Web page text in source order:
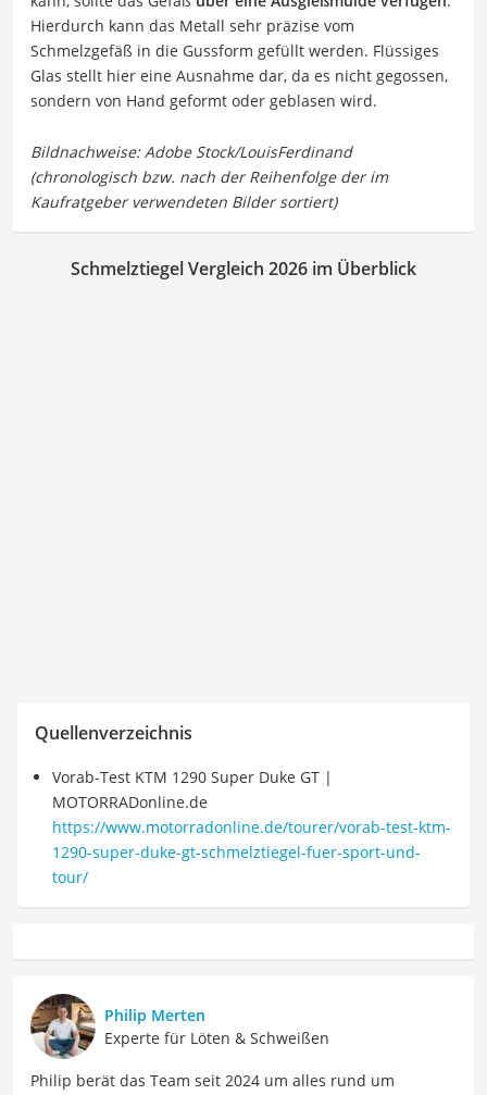
Hierdurch kann das Metall sehr präzise vom
Schmelzgefäß in die Gussform gefüllt werden. Flüssiges
Glas stellt hier eine Ausnahme dar, da es nicht gegossen,
sondern von Hand geformt oder geblasen wird.
Schmelztiegel Vergleich 2026 im Überblick
Quellenverzeichnis
Vorab-Test KTM 1290 Super Duke GT |
MOTORRADonline.de
https://www.motorradonline.de/tourer/vorab-test-ktm-
1290-super-duke-gt-schmelztiegel-fuer-sport-und-
tour/
Philip Merten
Experte für Löten & Schweißen
Philip berät das Team seit 2024 um alles rund um